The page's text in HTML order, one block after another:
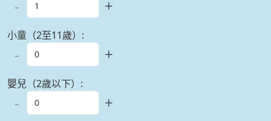
- +
小童（2至11歲） :
- +
嬰兒（2歲以下） :
- +